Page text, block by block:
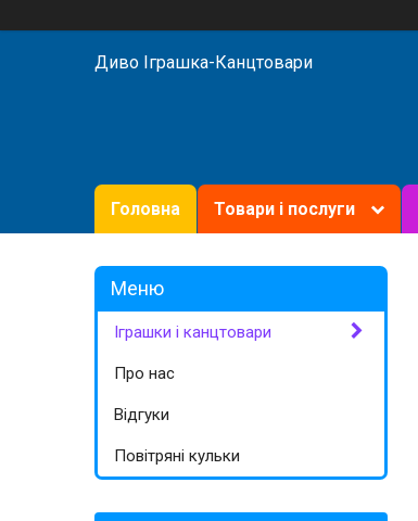
Диво Іграшка-Канцтовари
Головна Товари і послуги
Іграшки і канцтовари
Про нас
Відгуки
Повітряні кульки